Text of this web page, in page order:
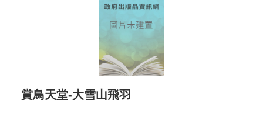
賞鳥天堂-大雪山飛羽